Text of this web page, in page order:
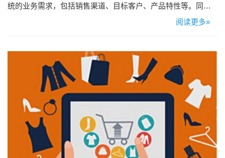
统的业务需求，包括销售渠道、目标客户、产品特性等。同
时，设定明确的目标，如提高销售额、扩大市场份额等，以便
决于产品特性、市场状况以及公司的战略目标。要确保所选模
式能够有效地覆盖目标…
阅读更多»